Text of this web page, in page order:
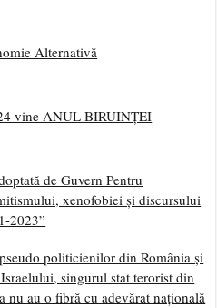
Alternativă
vine ANUL BIRUINȚEI
de Guvern Pentru
xenofobiei și discursului
2023”
politicienilor din România și
singurul stat terorist din
nu au o fibră cu adevărat națională